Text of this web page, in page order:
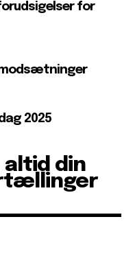
for
modsætninger
2025
altid din